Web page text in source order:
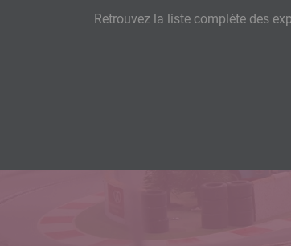
Ckeditor
Retrouvez la liste complète des